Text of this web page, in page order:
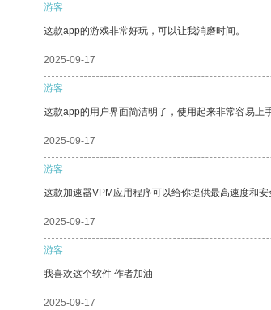
游客
这款app的游戏非常好玩，可以让我消磨时间。
2025-09-17
游客
这款app的用户界面简洁明了，使用起来非常容易上
2025-09-17
游客
这款加速器VPM应用程序可以给你提供最高速度和
2025-09-17
游客
我喜欢这个软件 作者加油
2025-09-17